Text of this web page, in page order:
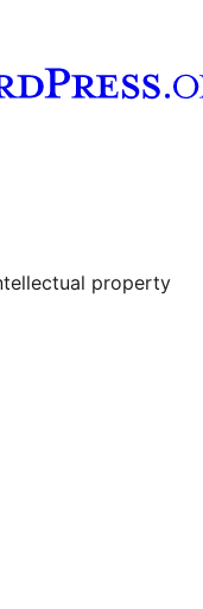
അക്കൗണ്ട് സന്ദർശിക്കുക
property